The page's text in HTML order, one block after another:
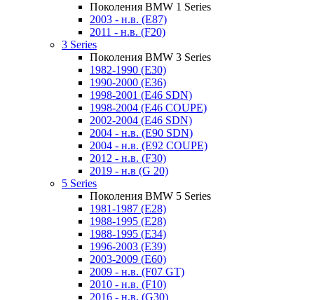
Поколения BMW 1 Series
2003 - н.в. (E87)
2011 - н.в. (F20)
3 Series
Поколения BMW 3 Series
1982-1990 (E30)
1990-2000 (E36)
1998-2001 (E46 SDN)
1998-2004 (E46 COUPE)
2002-2004 (E46 SDN)
2004 - н.в. (E90 SDN)
2004 - н.в. (E92 COUPE)
2012 - н.в. (F30)
2019 - н.в (G 20)
5 Series
Поколения BMW 5 Series
1981-1987 (E28)
1988-1995 (E28)
1988-1995 (E34)
1996-2003 (E39)
2003-2009 (E60)
2009 - н.в. (F07 GT)
2010 - н.в. (F10)
2016 - н.в. (G30)